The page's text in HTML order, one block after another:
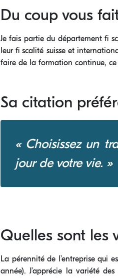
Du coup vous
Je fais partie du département fi
leur fi scalité suisse et
faire de la formation continue,
Sa citation
« Choisissez un
jour de votre vie. »
Quelles sont les
La pérennité de l’entreprise qui
année). J’apprécie la variété